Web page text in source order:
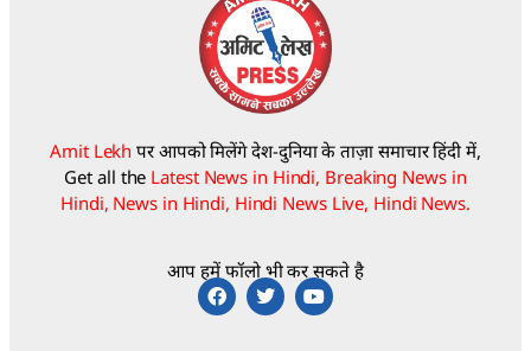
Amit Lekh पर आपको मिलेंगे देश-दुनिया के ताज़ा समाचार हिंदी में,
Get all the Latest News in Hindi, Breaking News in
Hindi, News in Hindi, Hindi News Live, Hindi News.
आप हमें फॉलो भी कर सकते है